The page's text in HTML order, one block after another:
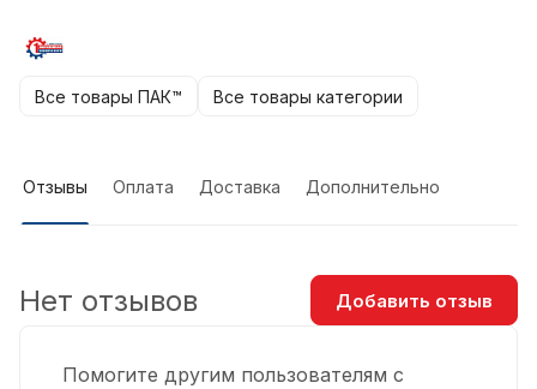
Все товары ПАК™ Все товары категории
Отзывы Оплата Доставка Дополнительно
Помогите другим пользователям с
Нет отзывов Добавить отзыв